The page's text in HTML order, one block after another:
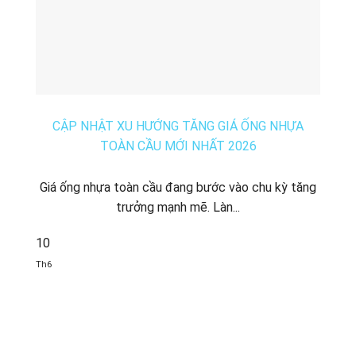
CẬP NHẬT XU HƯỚNG TĂNG GIÁ ỐNG NHỰA
TOÀN CẦU MỚI NHẤT 2026
Giá ống nhựa toàn cầu đang bước vào chu kỳ tăng
trưởng mạnh mẽ. Làn...
10
Th6